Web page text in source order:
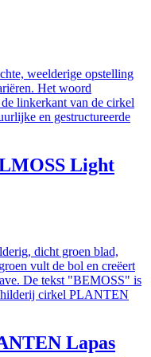
Light
Lapas